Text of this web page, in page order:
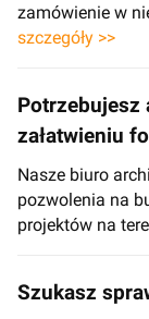
zamówienie w
szczegóły >>
Potrzebujesz
załatwieniu
Nasze biuro
pozwolenia na
projektów na
Szukasz